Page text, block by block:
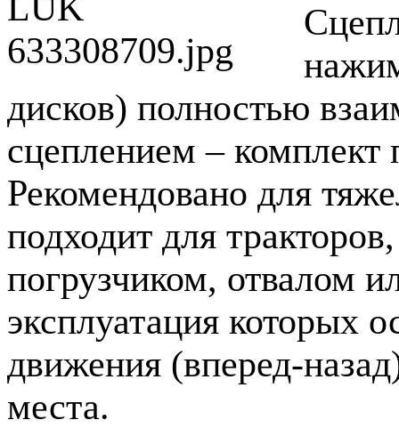
дисков) полностью
сцеплением – комплект
Рекомендовано для
подходит для
погрузчиком, отвалом
эксплуатация которых
движения (вперед-
места.